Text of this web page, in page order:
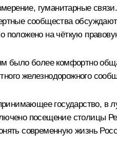
гуманитарные
сообщества
на чёткую
было более комфортно
железнодорожного
государство,
посещение столицы
современную жизнь